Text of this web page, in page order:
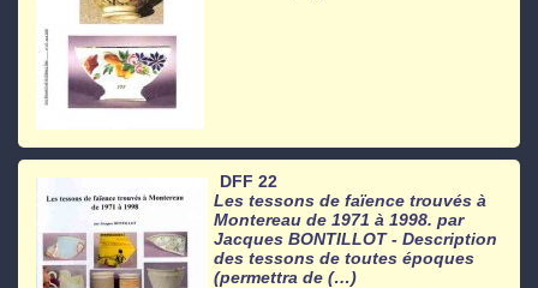
DFF 22
Les tessons de faïence trouvés à
Montereau de 1971 à 1998. par
Jacques BONTILLOT - Description
des tessons de toutes époques
(permettra de (…)